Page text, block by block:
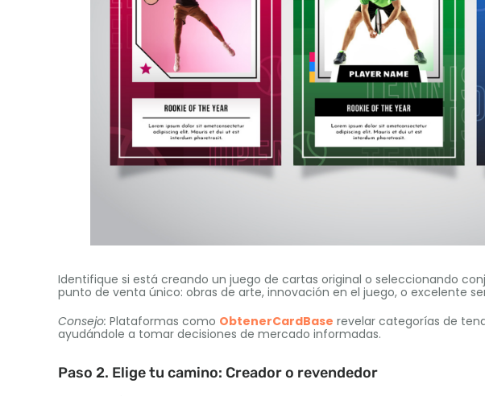
Identifique si está creando un juego de cartas original o seleccionando
punto de venta único: obras de arte, innovación en el juego, o excelente
Consejo: Plataformas como ObtenerCardBase revelar categorías de
ayudándole a tomar decisiones de mercado informadas.
Paso 2. Elige tu camino: Creador o revendedor